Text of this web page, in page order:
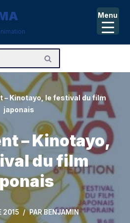
– Kinotayo, le festival du film
japonais
– Kinotayo,
du film
2015 PARBENJAMIN
Menu